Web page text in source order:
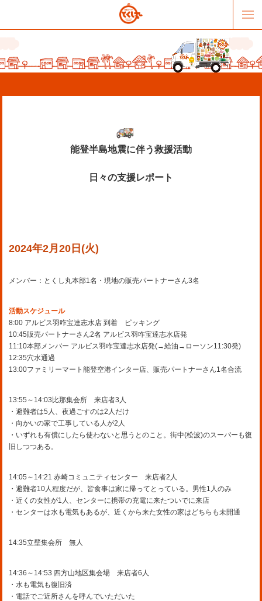
販売パートナー募集 提携スーパー募集
能登半島地震に伴う救援活動
日々の支援レポート
2024年2月20日(火)
メンバー：とくし丸本部1名・現地の販売パートナーさん3名
活動スケジュール
8:00 アルビス羽咋宝達志水店 到着 ピッキング
10:45販売パートナーさん2名 アルビス羽咋宝達志水店発
11:10本部メンバー アルビス羽咋宝達志水店発(→給油→ローソン11:30発)
12:35穴水通過
13:00ファミリーマート能登空港インター店、販売パートナーさん1名合流
13:55～14:03比那集会所 来店者3人
・避難者は5人、夜過ごすのは2人だけ
・向かいの家で工事している人が2人
・いずれも有償にしたら使わないと思うとのこと。街中(松波)のスーパーも復
旧しつつある。
14:05～14:21 赤崎コミュニティセンター 来店者2人
・避難者10人程度だが、皆食事は家に帰ってとっている。男性1人のみ
・近くの女性が1人、センターに携帯の充電に来たついでに来店
・センターは水も電気もあるが、近くから来た女性の家はどちらも未開通
14:35立壁集会所 無人
14:36～14:53 四方山地区集会場 来店者6人
・水も電気も復旧済
・電話でご近所さんを呼んでいただいた